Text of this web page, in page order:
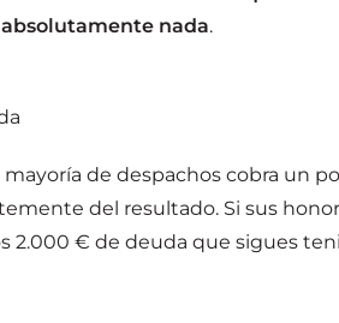
nada.
mayoría de despachos cobra un
del resultado. Si sus
2.000 € de deuda que sigues